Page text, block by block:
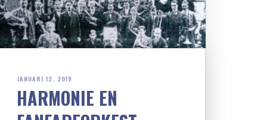
JANUARI 12, 2019
HARMONIE EN